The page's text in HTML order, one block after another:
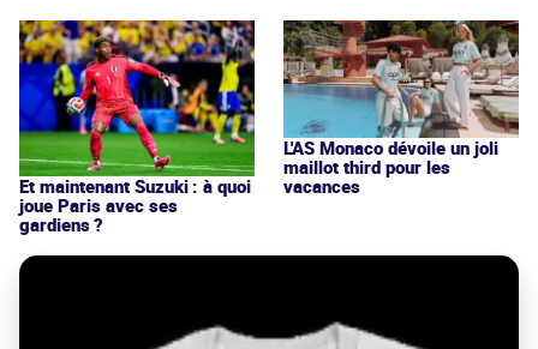
Et maintenant Suzuki : à quoi
joue Paris avec ses
gardiens ?
L'AS Monaco dévoile un joli
maillot third pour les
vacances